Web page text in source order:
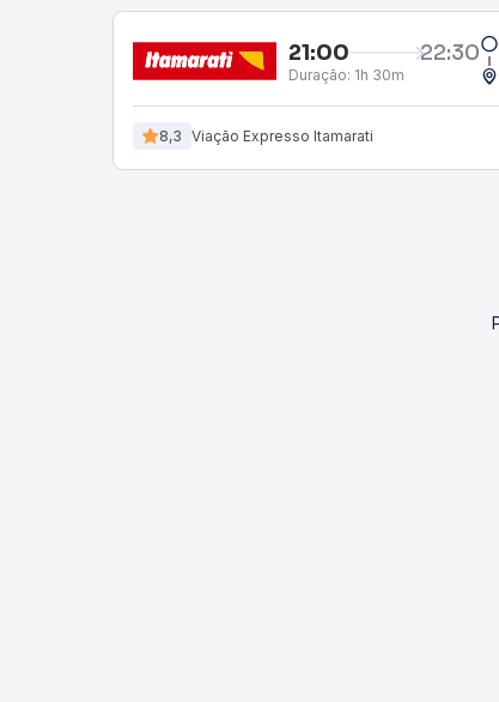
21:00 22:30
Duração: 1h 30m
8,3 Viação Expresso Itamarati